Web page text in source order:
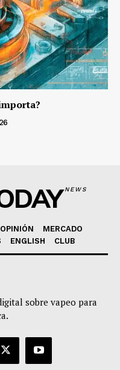
NEWS
OPINIÓN
MERCADO
ENGLISH CLUB
sobre vapeo para